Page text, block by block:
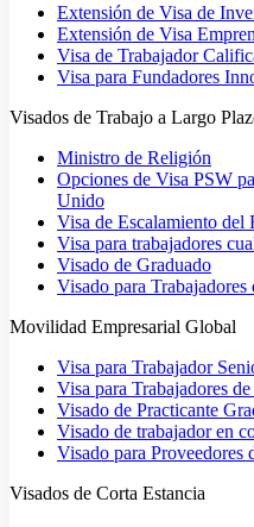
Extensión de Visa de
Extensión de Visa
Visa de Trabajador
Visa para Fundadores
Visados de Trabajo a Largo
Ministro de Religión
Opciones de Visa PSW
Unido
Visa de Escalamiento del
Visa para trabajadores
Visado de Graduado
Visado para
Movilidad Empresarial Global
Visa para Trabajador
Visa para Trabajadores
Visado de Practicante
Visado de trabajador en
Visado para
Visados de Corta Estancia